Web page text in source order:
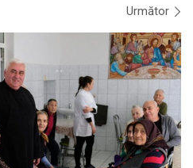
Următor